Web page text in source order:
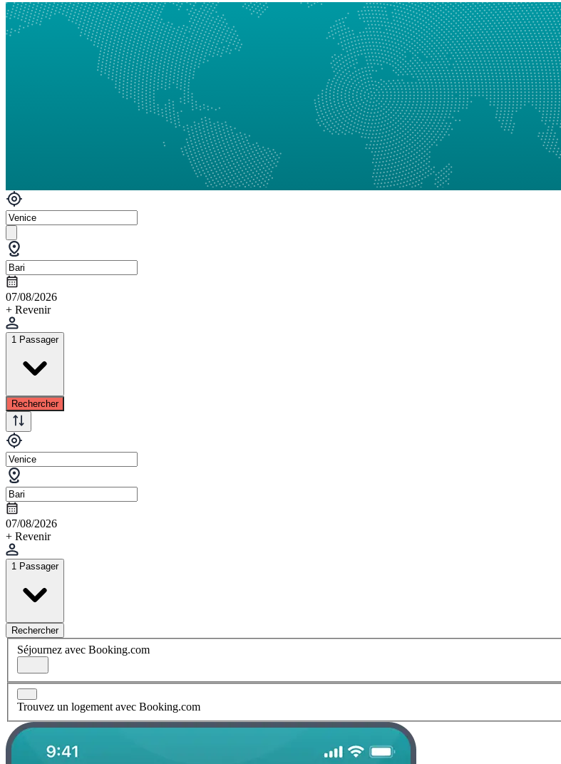
07/08/2026
+ Revenir
1 Passager
Rechercher
07/08/2026
+ Revenir
1 Passager
Rechercher
Séjournez avec Booking.com
Trouvez un logement avec Booking.com